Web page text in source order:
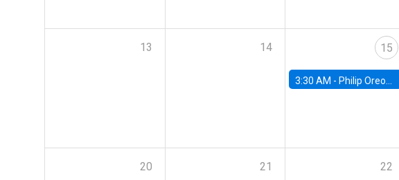
13 14 15
3:30 AM - Philip Oreopolous, University of Toronto
20 21 22